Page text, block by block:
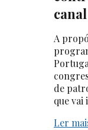
A
de
que vai
Ler